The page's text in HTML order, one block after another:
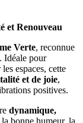
et Renouveau
Verte, reconnue
. Idéale pour
espaces, cette
et de joie,
positives.
dynamique,
bonne humeur, la